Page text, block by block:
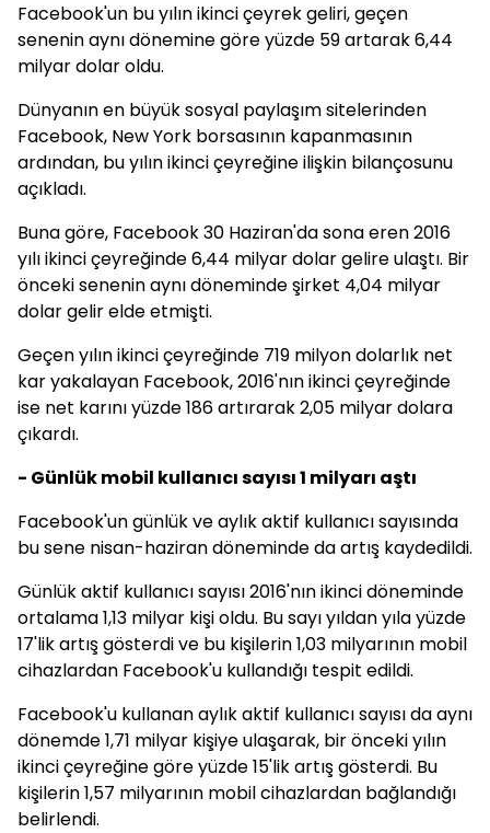
Facebook'un bu yılın ikinci çeyrek geliri, geçen
senenin aynı dönemine göre yüzde 59 artarak 6,44
milyar dolar oldu.
Dünyanın en büyük sosyal paylaşım sitelerinden
Facebook, New York borsasının kapanmasının
ardından, bu yılın ikinci çeyreğine ilişkin bilançosunu
açıkladı.
Buna göre, Facebook 30 Haziran'da sona eren 2016
yılı ikinci çeyreğinde 6,44 milyar dolar gelire ulaştı. Bir
önceki senenin aynı döneminde şirket 4,04 milyar
dolar gelir elde etmişti.
Geçen yılın ikinci çeyreğinde 719 milyon dolarlık net
kar yakalayan Facebook, 2016'nın ikinci çeyreğinde
ise net karını yüzde 186 artırarak 2,05 milyar dolara
çıkardı.
- Günlük mobil kullanıcı sayısı 1 milyarı aştı
Facebook'un günlük ve aylık aktif kullanıcı sayısında
bu sene nisan-haziran döneminde da artış kaydedildi.
Günlük aktif kullanıcı sayısı 2016'nın ikinci döneminde
ortalama 1,13 milyar kişi oldu. Bu sayı yıldan yıla yüzde
17'lik artış gösterdi ve bu kişilerin 1,03 milyarının mobil
cihazlardan Facebook'u kullandığı tespit edildi.
Facebook'u kullanan aylık aktif kullanıcı sayısı da aynı
dönemde 1,71 milyar kişiye ulaşarak, bir önceki yılın
ikinci çeyreğine göre yüzde 15'lik artış gösterdi. Bu
kişilerin 1,57 milyarının mobil cihazlardan bağlandığı
belirlendi.